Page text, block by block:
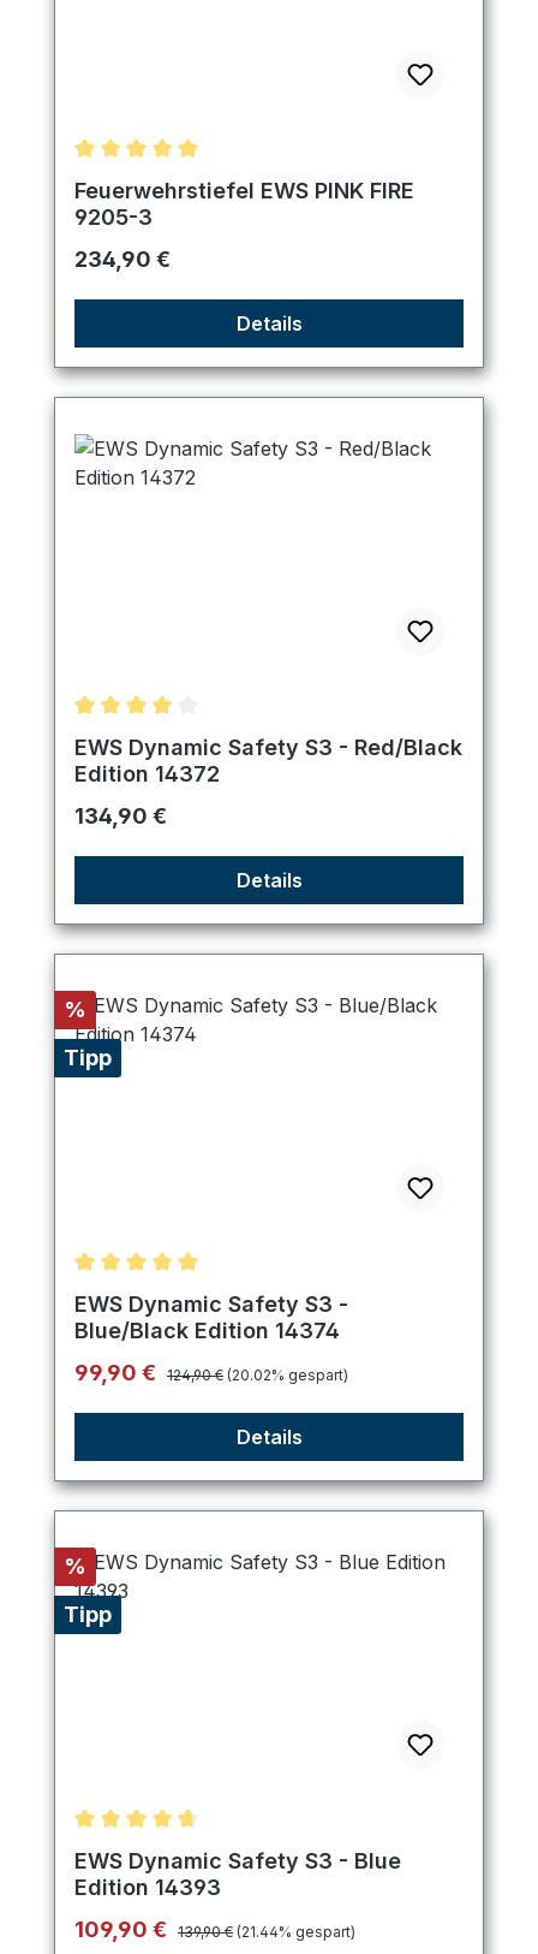
Durchschnittliche Bewertung von 5 von 5 Sternen
Feuerwehrstiefel EWS PINK FIRE
9205-3
Regulärer Preis:
234,90 €
Details
Durchschnittliche Bewertung von 4 von 5 Sternen
EWS Dynamic Safety S3 - Red/Black
Edition 14372
Regulärer Preis:
134,90 €
Details
Rabatt
%
Tipp
Durchschnittliche Bewertung von 5 von 5 Sternen
EWS Dynamic Safety S3 -
Blue/Black Edition 14374
Verkaufspreis:
99,90 € Regulärer Preis:
124,90 € (20.02% gespart)
Details
Rabatt
%
Tipp
Durchschnittliche Bewertung von 4.8 von 5
EWS Dynamic Safety S3 - Blue
Edition 14393
Verkaufspreis:
109,90 € Regulärer Preis:
139,90 € (21.44% gespart)